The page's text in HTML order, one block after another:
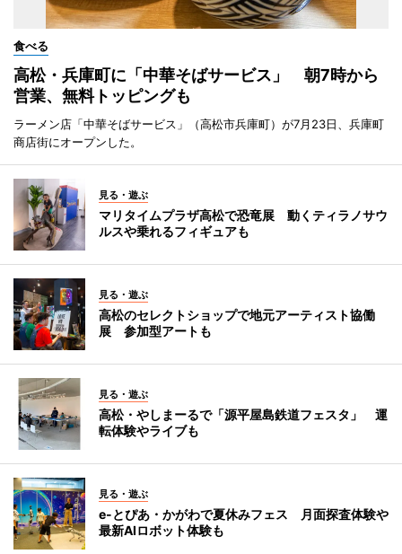
食べる
高松・兵庫町に「中華そばサービス」 朝7時から
営業、無料トッピングも
ラーメン店「中華そばサービス」（高松市兵庫町）が7月23日、兵庫町
商店街にオープンした。
見る・遊ぶ
マリタイムプラザ高松で恐竜展 動くティラノサウ
ルスや乗れるフィギュアも
見る・遊ぶ
高松のセレクトショップで地元アーティスト協働
展 参加型アートも
見る・遊ぶ
高松・やしまーるで「源平屋島鉄道フェスタ」 運
転体験やライブも
見る・遊ぶ
e-とぴあ・かがわで夏休みフェス 月面探査体験や
最新AIロボット体験も